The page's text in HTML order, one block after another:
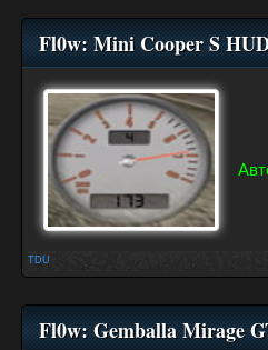
Fl0w: Mini Cooper S
TDU
Fl0w: Gemballa Mirage